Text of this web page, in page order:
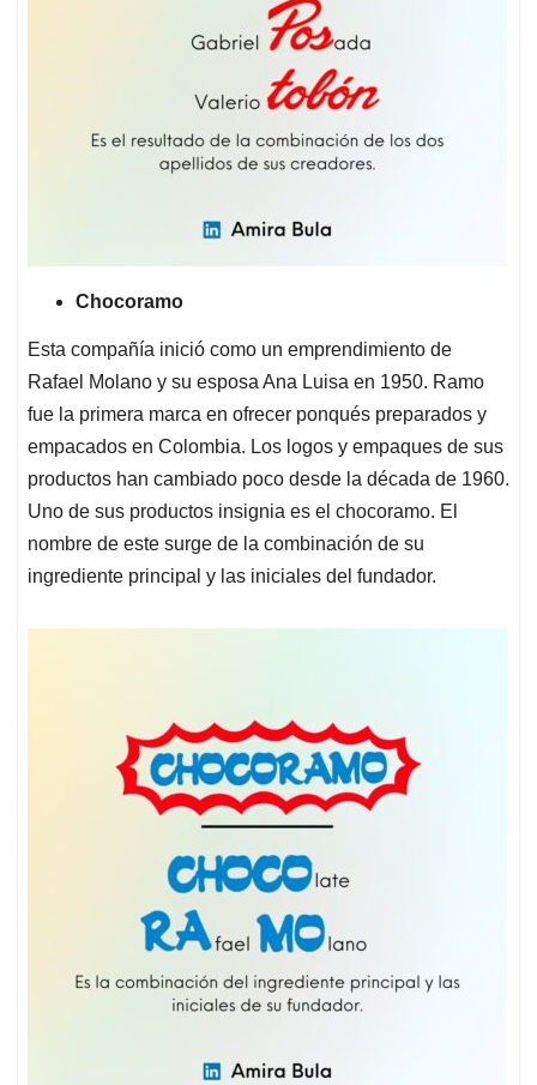
Chocoramo
Esta compañía inició como un emprendimiento de
Rafael Molano y su esposa Ana Luisa en 1950. Ramo
fue la primera marca en ofrecer ponqués preparados y
empacados en Colombia. Los logos y empaques de sus
productos han cambiado poco desde la década de 1960.
Uno de sus productos insignia es el chocoramo. El
nombre de este surge de la combinación de su
ingrediente principal y las iniciales del fundador.